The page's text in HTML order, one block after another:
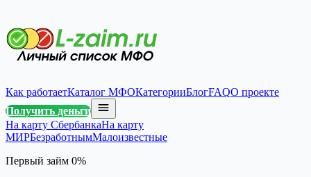
Как работаетКаталог МФОКатегорииБлогFAQО проекте
Получить деньги
На карту СбербанкаНа карту
МИРБезработнымМалоизвестные
Первый займ 0%